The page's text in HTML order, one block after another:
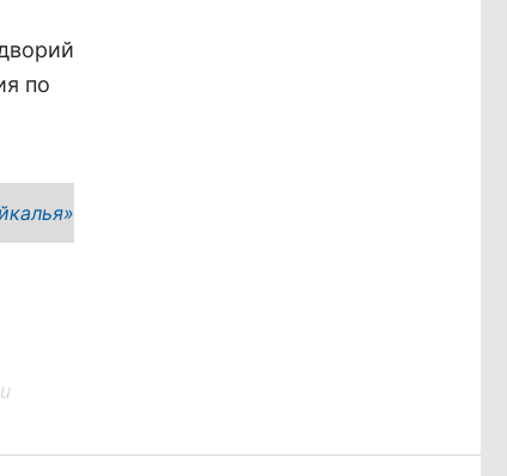
по